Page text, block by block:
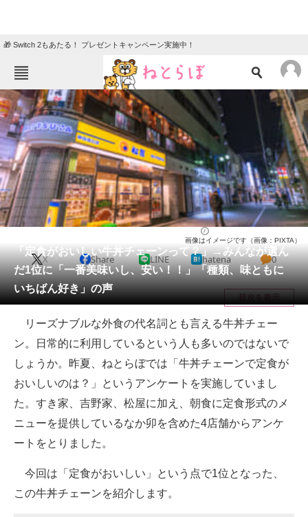
🎁 Switch 2もあたる！ プレゼントキャンペーン実施中！
ねとらぼメニュー
TOP ニュース
エンタメ クイズ
グルメ 地域
住まい 教育・育児
動物 リサーチ
会員記事
メディア
注目記事を集めた総合ページ
ITの今と未来を見通す
スマホと通信の最新トレンド
進化するPCとデバイスの未来
好きが集まる 比べて選べる
「定食がおいしい牛丼チェーンって？」→みんなが選ん
だ1位に「一番美味いし、安い！！」「種類、味ともに
いちばん好き」の声
画像はイメージです（画像：PIXTA）
X Share LINE hatena 0
目次を表示
リーズナブルな外食の代名詞とも言える牛丼チェー
ン。日常的に利用しているという人も多いのではないで
しょうか。昨夏、ねとらぼでは「牛丼チェーンで定食が
おいしいのは？」というアンケートを実施していまし
た。すき家、吉野家、松屋に加え、朝食に定食形式のメ
ニューを提供しているなか卯を含めた4店舗からアンケ
ートをとりました。
今回は「定食がおいしい」という点で1位となった、
この牛丼チェーンを紹介します。